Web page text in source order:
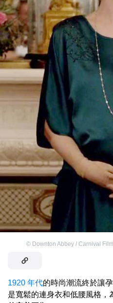
© Downton Abbey / Carnival
1920 年代的時尚潮流終於讓
是寬鬆的連身衣和低腰風格，